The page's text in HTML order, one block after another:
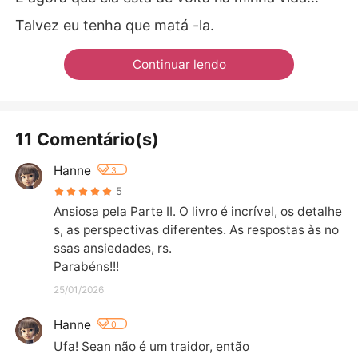
Talvez eu tenha que matá -la.
Continuar lendo
11 Comentário(s)
Hanne 3
5
Ansiosa pela Parte II. O livro é incrível, os detalhe
s, as perspectivas diferentes. As respostas às no
ssas ansiedades, rs.
Parabéns!!!
25/01/2026
Hanne 0
Ufa! Sean não é um traidor, então